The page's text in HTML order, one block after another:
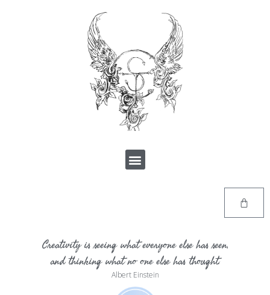
Creativity is seeing what everyone else has seen,
and thinking what no one else has thought.
Albert Einstein